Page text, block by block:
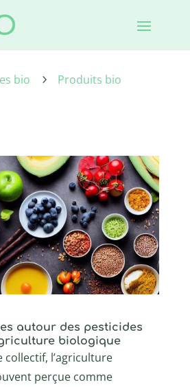
bio 5 Produits bio
autour des pesticides
biologique
collectif, l’agriculture
perçue comme